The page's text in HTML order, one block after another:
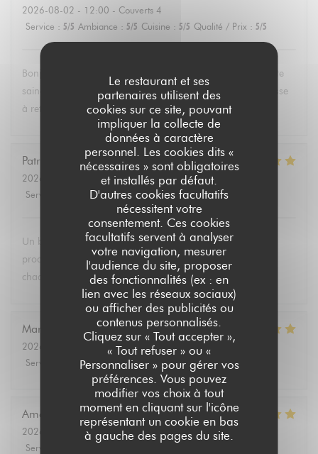
Le restaurant et ses
partenaires utilisent des
cookies sur ce site, pouvant
impliquer la collecte de
données à caractère
personnel. Les cookies dits «
nécessaires » sont obligatoires
et installés par défaut.
D'autres cookies facultatifs
nécessitent votre
consentement. Ces cookies
facultatifs servent à analyser
votre navigation, mesurer
l'audience du site, proposer
des fonctionnalités (ex : en
lien avec les réseaux sociaux)
ou afficher des publicités ou
contenus personnalisés.
Cliquez sur « Tout accepter »,
« Tout refuser » ou «
Personnaliser » pour gérer vos
préférences. Vous pouvez
modifier vos choix à tout
moment en cliquant sur l'icône
représentant un cookie en bas
à gauche des pages du site.
2026-08-02 - 12:00 - Couverts 4
Service : 5/5 Ambiance : 5/5 Cuisine : 5/5 Qualité / Prix : 5/5
Bonjour , super service et mets délicieux. Un belle découverte
saine et équilibrée pas évident à trouver partout. Une adresse
à retenir .Merci.
Patricia
2026-08-02
- 13:30 - Couverts 6
Service
Ambiance: 4/5 Cuisine: 5/5 Qualité / Prix
Un brunch dominical excellent avec un buffet de qualité de
produits végétariens et bio. Tous les convives se régalent à
chaque fois.
Marie Christine D
2026-08-02
- 13:30 - Couverts 2
Service
Ambiance: 4/5 Cuisine: 5/5 Qualité / Prix
Amélie
2026-08-01
- 19:00 - Couverts 3
Service